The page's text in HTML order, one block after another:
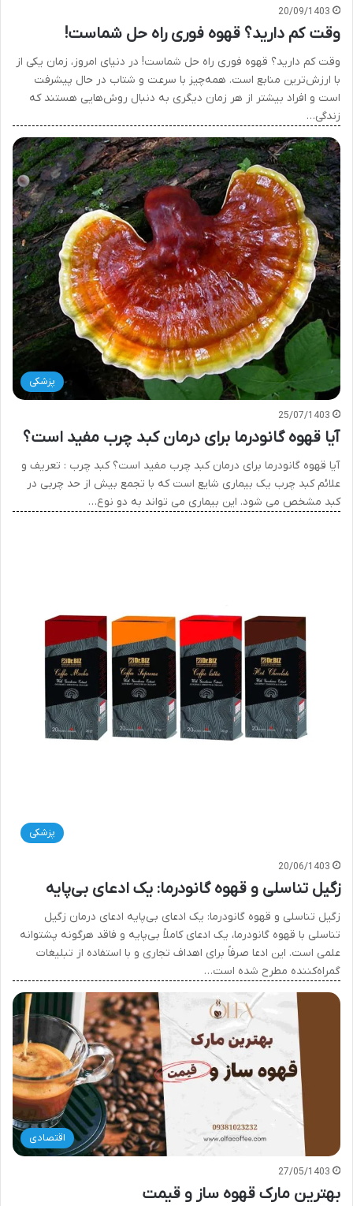
20/09/1403
وقت کم دارید؟ قهوه فوری راه حل شماست!
وقت کم دارید؟ قهوه فوری راه حل شماست! در دنیای امروز، زمان یکی از
با ارزش‌ترین منابع است. همه‌چیز با سرعت و شتاب در حال پیشرفت
است و افراد بیشتر از هر زمان دیگری به دنبال روش‌هایی هستند که
زندگی…
پزشکی
25/07/1403
آیا قهوه گانودرما برای درمان کبد چرب مفید است؟
آیا قهوه گانودرما برای درمان کبد چرب مفید است؟ کبد چرب : تعریف و
علائم کبد چرب یک بیماری شایع است که با تجمع بیش از حد چربی در
کبد مشخص می شود. این بیماری می تواند به دو نوع…
پزشکی
20/06/1403
زگیل تناسلی و قهوه گانودرما: یک ادعای بی‌پایه
زگیل تناسلی و قهوه گانودرما: یک ادعای بی‌پایه ادعای درمان زگیل
تناسلی با قهوه گانودرما، یک ادعای کاملاً بی‌پایه و فاقد هرگونه پشتوانه
علمی است. این ادعا صرفاً برای اهداف تجاری و با استفاده از تبلیغات
گمراه‌کننده مطرح شده است…
اقتصادی
27/05/1403
بهترین مارک قهوه ساز و قیمت